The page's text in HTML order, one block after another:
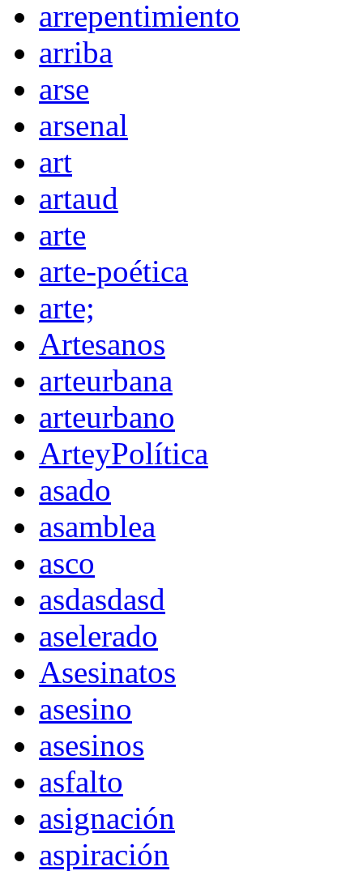
arrepentimiento
arriba
arse
arsenal
art
artaud
arte
arte-poética
arte;
Artesanos
arteurbana
arteurbano
ArteyPolítica
asado
asamblea
asco
asdasdasd
aselerado
Asesinatos
asesino
asesinos
asfalto
asignación
aspiración